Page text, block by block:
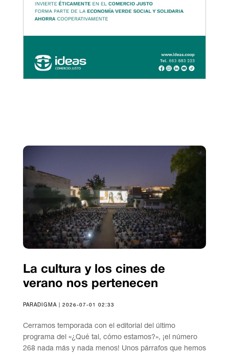
La cultura y los cines de
verano nos pertenecen
PARADIGMA | 2026-07-01 02:33
Cerramos temporada con el editorial del último
programa del «¿Qué tal, cómo estamos?», ¡el número
268 nada más y nada menos! Unos párrafos que hemos